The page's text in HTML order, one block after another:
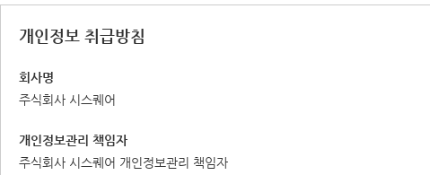
개인정보 취급방침
회사명
주식회사 시스퀘어
개인정보관리 책임자
주식회사 시스퀘어 개인정보관리 책임자